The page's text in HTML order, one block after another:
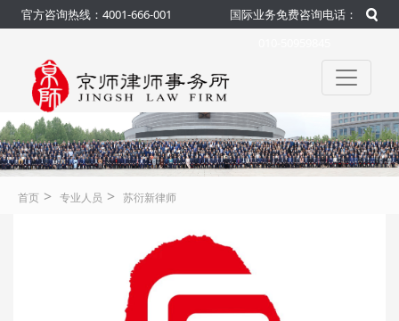
官方咨询热线：4001-666-001
国际业务免费咨询电话：
首页 > 专业人员 > 苏衍新律师